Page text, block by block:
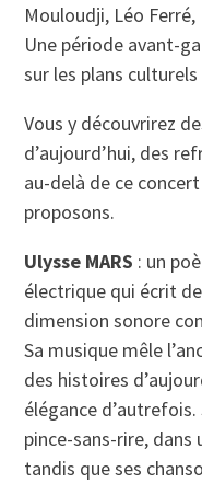
Mouloudji, Léo
Une période avant-
sur les plans
Vous y découvrirez
d’aujourd’hui, des
au-delà de ce
proposons.
Ulysse MARS : un
électrique qui écrit
dimension sonore
Sa musique mêle
des histoires
élégance
pince-sans-rire, dans
tandis que ses